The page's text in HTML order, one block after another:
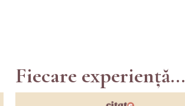
Fiecare experiență...